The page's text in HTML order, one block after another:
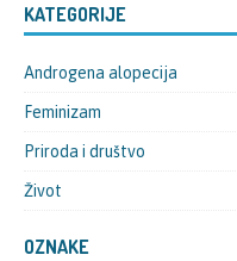
KATEGORIJE
Androgena alopecija
Feminizam
Priroda i društvo
Život
OZNAKE